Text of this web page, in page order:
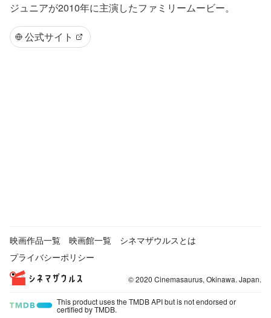
ジュニアが2010年に主演したファミリームービー。
公式サイト
映画作品一覧 映画館一覧
シネマザウルスとは
プライバシーポリシー
© 2020 Cinemasaurus, Okinawa. Japan.
This product uses the TMDB API but is not endorsed or
certified by TMDB.